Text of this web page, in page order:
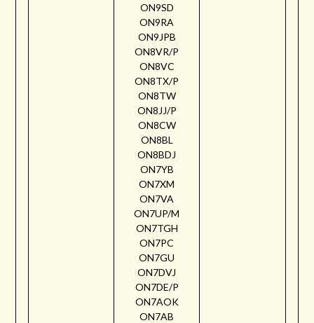
ON9SD
ON9RA
ON9JPB
ON8VR/P
ON8VC
ON8TX/P
ON8TW
ON8JJ/P
ON8CW
ON8BL
ON8BDJ
ON7YB
ON7XM
ON7VA
ON7UP/M
ON7TGH
ON7PC
ON7GU
ON7DVJ
ON7DE/P
ON7AOK
ON7AB